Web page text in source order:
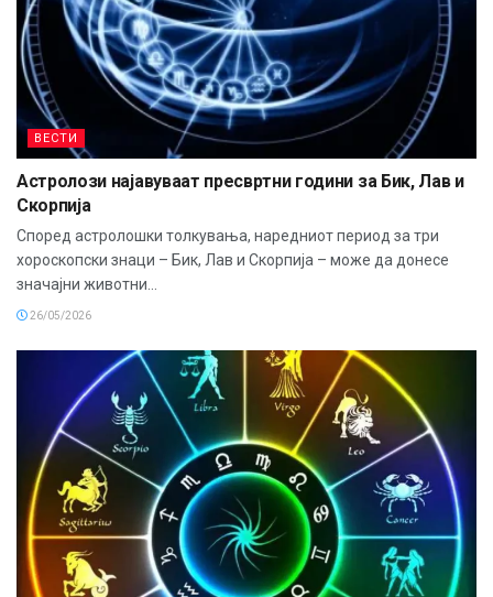
ВЕСТИ
Астролози најавуваат пресвртни години за Бик, Лав и
Скорпија
Според астролошки толкувања, наредниот период за три
хороскопски знаци – Бик, Лав и Скорпија – може да донесе
значајни животни...
26/05/2026